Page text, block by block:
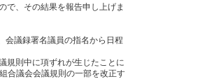
で、その結果を報告申し上げま
会議録署名議員の指名から日程
規則中に項ずれが生じたことに
合議会会議規則の一部を改正す